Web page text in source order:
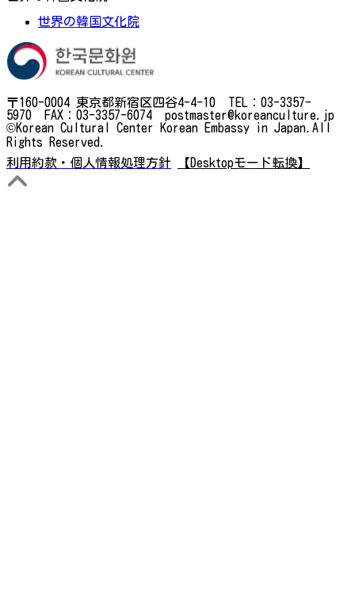
世界の韓国文化院
〒160-0004 東京都新宿区四谷4-4-10 TEL：03-3357-
5970 FAX：03-3357-6074 postmaster@koreanculture.jp
©Korean Cultural Center Korean Embassy in Japan.All
Rights Reserved.
利用約款・個人情報処理方針
【Desktopモード転換】